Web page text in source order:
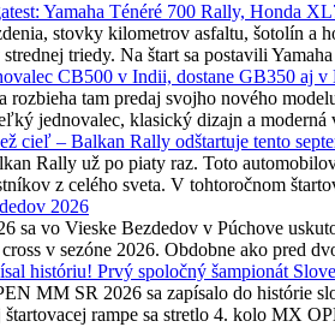
Yamaha Ténéré 700 Rally, Honda
stovky kilometrov asfaltu, šotolín a
triedy. Na štart sa postavili
CB500 v Indii, dostane GB350 aj v
rozbieha tam predaj svojho nového
jednovalec, klasický dizajn a moderná
cieľ – Balkan Rally odštartuje tento
Rally už po piaty raz. Toto
z celého sveta. V tohtoročnom
2026
sa vo Vieske Bezdedov v Púchove
v sezóne 2026. Obdobne ako pred
históriu! Prvý spoločný šampionát
MM SR 2026 sa zapísalo do histórie
rampe sa stretlo 4. kolo MX